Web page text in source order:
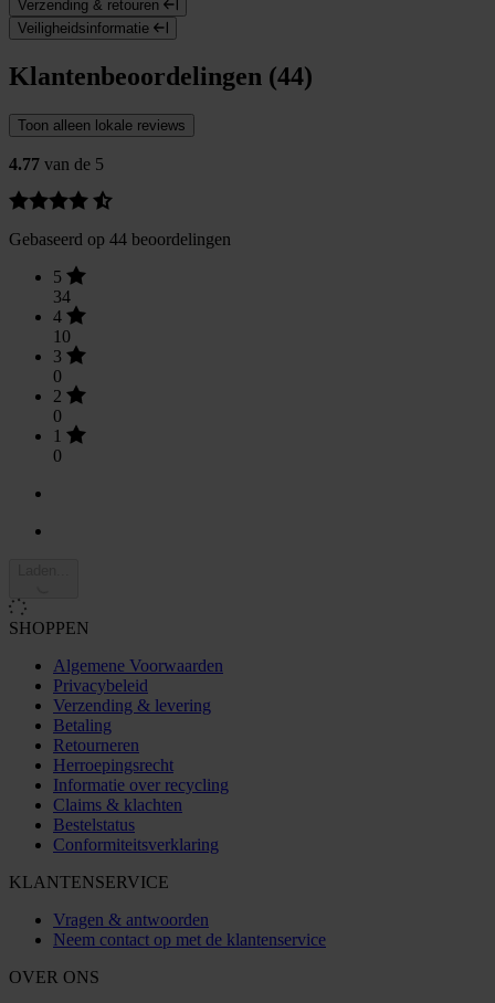
Verzending & retouren
Veiligheidsinformatie
Klantenbeoordelingen (44)
Toon alleen lokale reviews
4.77 van de 5
Gebaseerd op 44 beoordelingen
5
34
4
10
3
0
2
0
1
0
SHOPPEN
Algemene Voorwaarden
Privacybeleid
Verzending & levering
Betaling
Retourneren
Herroepingsrecht
Informatie over recycling
Claims & klachten
Bestelstatus
Conformiteitsverklaring
KLANTENSERVICE
Vragen & antwoorden
Neem contact op met de klantenservice
OVER ONS